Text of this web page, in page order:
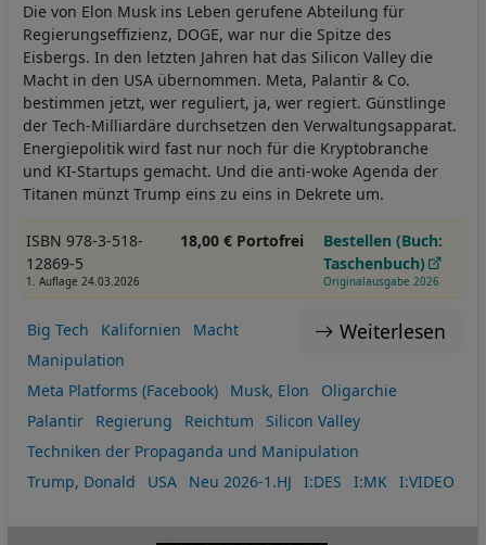
Die von Elon Musk ins Leben gerufene Abteilung für
Regierungseffizienz, DOGE, war nur die Spitze des
Eisbergs. In den letzten Jahren hat das Silicon Valley die
Macht in den USA übernommen. Meta, Palantir & Co.
bestimmen jetzt, wer reguliert, ja, wer regiert. Günstlinge
der Tech-Milliardäre durchsetzen den Verwaltungsapparat.
Energiepolitik wird fast nur noch für die Kryptobranche
und KI-Startups gemacht. Und die anti-woke Agenda der
Titanen münzt Trump eins zu eins in Dekrete um.
ISBN 978-3-518-
12869-5
1. Auflage 24.03.2026
18,00 € Portofrei
Bestellen (Buch:
Taschenbuch)
Originalausgabe 2026
Weiterlesen
Big Tech Kalifornien
Macht
Manipulation
Meta Platforms (Facebook)
Musk, Elon
Oligarchie
Palantir
Regierung Reichtum
Silicon Valley
Techniken der Propaganda und Manipulation
Trump, Donald
USA Neu 2026-1.HJ I:DES I:MK I:VIDEO